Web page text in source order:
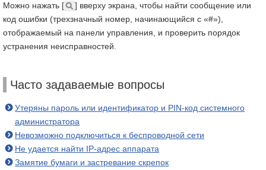
Можно нажать [
] вверху экрана, чтобы найти сообщение или
код ошибки (трехзначный номер, начинающийся с «#»),
отображаемый на панели управления, и проверить порядок
устранения неисправностей.
Часто задаваемые вопросы
Утеряны пароль или идентификатор и PIN-код системного
администратора
Невозможно подключиться к беспроводной сети
Не удается найти IP-адрес аппарата
Замятие бумаги и застревание скрепок